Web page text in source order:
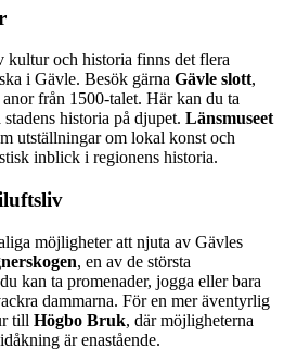
kultur och historia finns det flera
i Gävle. Besök gärna Gävle slott,
från 1500-talet. Här kan du ta
historia på djupet. Länsmuseet
utställningar om lokal konst och
inblick i regionens historia.
möjligheter att njuta av Gävles
, en av de största
kan ta promenader, jogga eller bara
dammarna. För en mer äventyrlig
till Högbo Bruk, där möjligheterna
är enastående.